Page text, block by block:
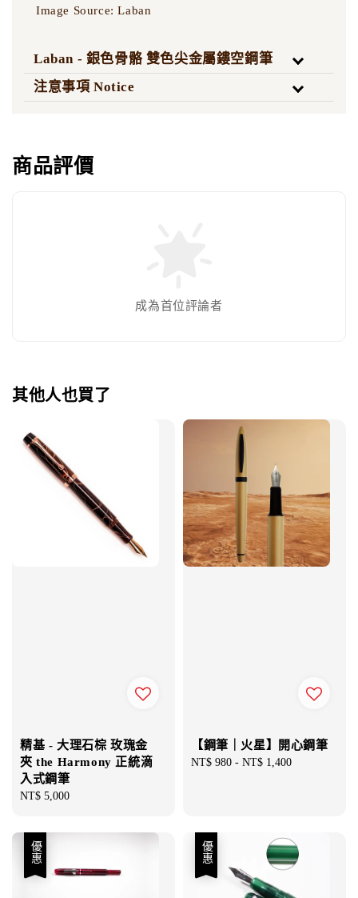
Image Source: Laban
Laban - 銀色骨骼 雙色尖金屬鏤空鋼筆
注意事項 Notice
商品評價
成為首位評論者
其他人也買了
精基 - 大理石棕 玫瑰金
夾 the Harmony 正統滴
入式鋼筆
Regular
NT$ 5,000
【鋼筆｜火星】開心鋼筆
Regular
NT$ 980 - NT$ 1,400
優惠 優惠